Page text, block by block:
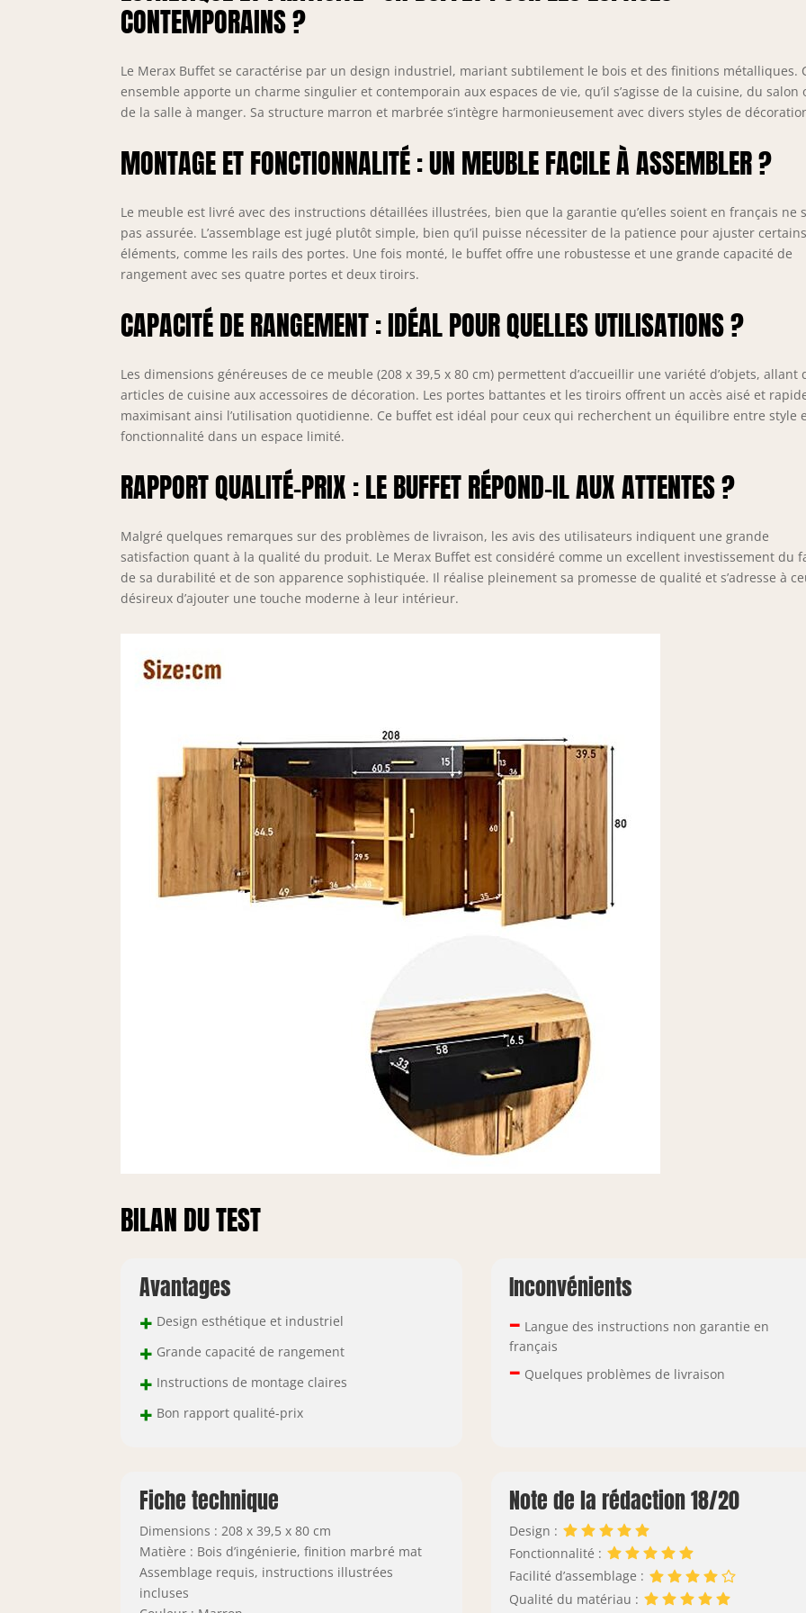
Item Shape: Rectangulaire
CONTEMPORAINS ?
Le Merax Buffet se caractérise par un design industriel, mariant subtilement le bois et des finitions métalliques.
ensemble apporte un charme singulier et contemporain aux espaces de vie, qu’il s’agisse de la cuisine, du salon
de la salle à manger. Sa structure marron et marbrée s’intègre harmonieusement avec divers styles de
MONTAGE ET FONCTIONNALITÉ : UN MEUBLE FACILE À ASSEMBLER ?
Le meuble est livré avec des instructions détaillées illustrées, bien que la garantie qu’elles soient en français ne
pas assurée. L’assemblage est jugé plutôt simple, bien qu’il puisse nécessiter de la patience pour ajuster
éléments, comme les rails des portes. Une fois monté, le buffet offre une robustesse et une grande capacité de
rangement avec ses quatre portes et deux tiroirs.
CAPACITÉ DE RANGEMENT : IDÉAL POUR QUELLES UTILISATIONS ?
Les dimensions généreuses de ce meuble (208 x 39,5 x 80 cm) permettent d’accueillir une variété d’objets, allant
articles de cuisine aux accessoires de décoration. Les portes battantes et les tiroirs offrent un accès aisé et
maximisant ainsi l’utilisation quotidienne. Ce buffet est idéal pour ceux qui recherchent un équilibre entre style
fonctionnalité dans un espace limité.
RAPPORT QUALITÉ-PRIX : LE BUFFET RÉPOND-IL AUX ATTENTES ?
Malgré quelques remarques sur des problèmes de livraison, les avis des utilisateurs indiquent une grande
satisfaction quant à la qualité du produit. Le Merax Buffet est considéré comme un excellent investissement du
de sa durabilité et de son apparence sophistiquée. Il réalise pleinement sa promesse de qualité et s’adresse à
désireux d’ajouter une touche moderne à leur intérieur.
BILAN DU TEST
Avantages
+ Design esthétique et industriel
+ Grande capacité de rangement
+ Instructions de montage claires
+ Bon rapport qualité-prix
Inconvénients
– Langue des instructions non garantie en
français
– Quelques problèmes de livraison
Fiche technique
Dimensions : 208 x 39,5 x 80 cm
Matière : Bois d’ingénierie, finition marbré mat
Assemblage requis, instructions illustrées
incluses
Note de la rédaction 18/20
Design :
Fonctionnalité :
Facilité d’assemblage :
Qualité du matériau :